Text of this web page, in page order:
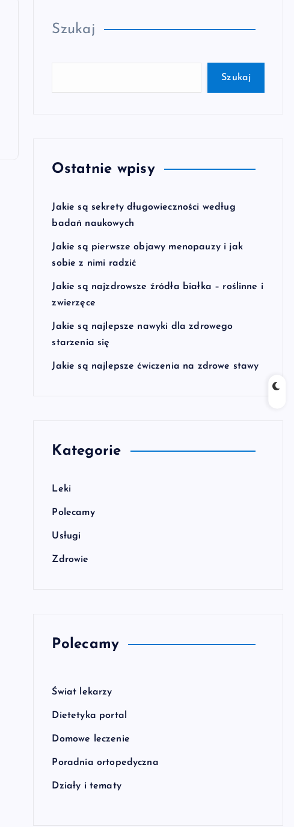
Szukaj
Szukaj
Ostatnie wpisy
Jakie są sekrety długowieczności według
badań naukowych
Jakie są pierwsze objawy menopauzy i jak
sobie z nimi radzić
Jakie są najzdrowsze źródła białka – roślinne i
zwierzęce
Jakie są najlepsze nawyki dla zdrowego
starzenia się
Jakie są najlepsze ćwiczenia na zdrowe stawy
Kategorie
Leki
Polecamy
Usługi
Zdrowie
Polecamy
Świat lekarzy
Dietetyka portal
Domowe leczenie
Poradnia ortopedyczna
Działy i tematy